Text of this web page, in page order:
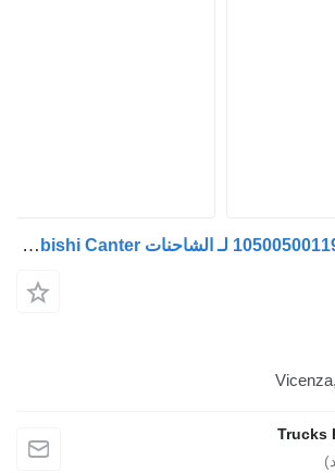
مضخة هيدروليكية 10500500119 لـ الشاحنات Mitsubishi Canter
Trucks